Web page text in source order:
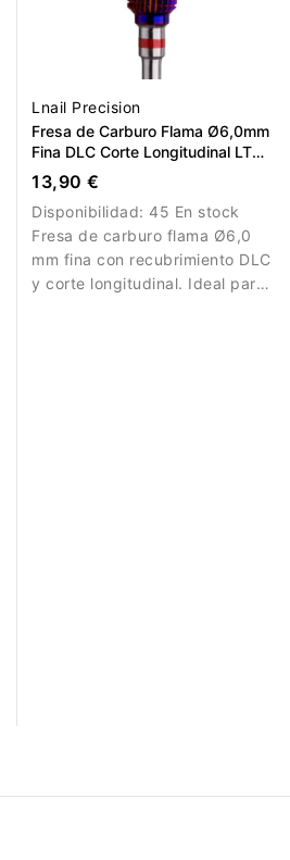
Lnail Precision
Fresa de Carburo Flama Ø6,0mm
Fina DLC Corte Longitudinal LT
14,6mm
13,90 €
Disponibilidad:45 En stock
Fresa de carburo flama Ø6,0
mm fina con recubrimiento DLC
y corte longitudinal. Ideal para